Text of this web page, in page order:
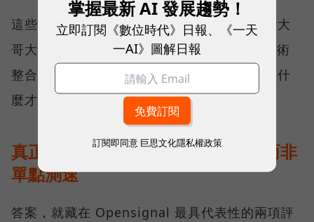
這些獎項反映的不只是網路順暢，更代表台灣大
哥大長期投入頻譜布局、基地台建設與 5G 技術
整合所累積的成果，也讓外界重新思考：究竟什
麼才是真正的好網路？
真正的好網路，比的是長期穩定、而非
單點測速
答案，就藏在 Opensignal 最具代表性的兩項評
掌握最新 AI 發展趨勢！
立即訂閱《數位時代》日報、《一天
一AI》圖解日報
訂閱即同意 巨思文化隱私權政策